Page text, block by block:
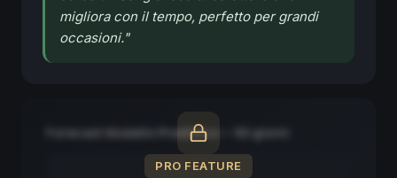
migliora con il tempo, perfetto per grandi
occasioni."
PRO FEATURE
Forecast Modello Predittivo — 90 giorni